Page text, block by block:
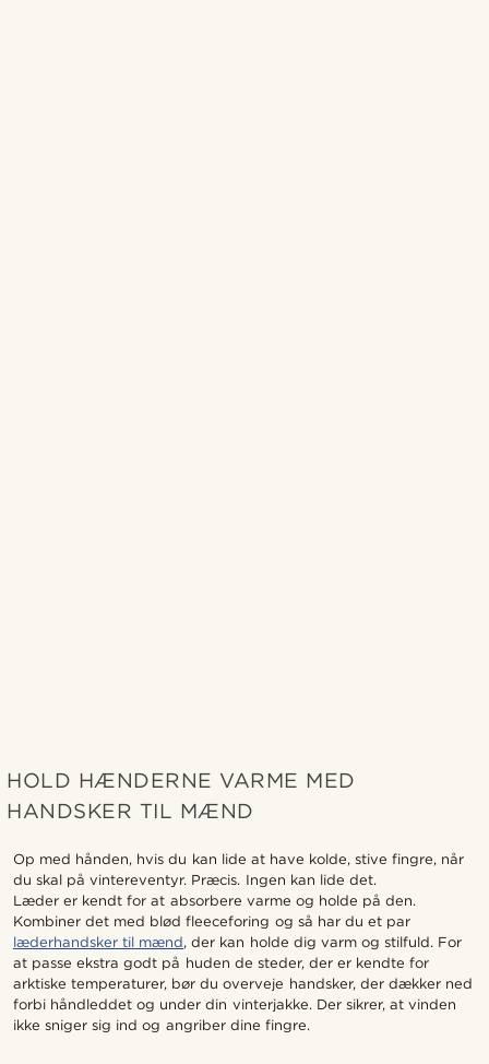
HOLD HÆNDERNE VARME MED
HANDSKER TIL MÆND
Op med hånden, hvis du kan lide at have kolde, stive fingre, når
du skal på vintereventyr. Præcis. Ingen kan lide det.
Læder er kendt for at absorbere varme og holde på den.
Kombiner det med blød fleeceforing og så har du et par
læderhandsker til mænd, der kan holde dig varm og stilfuld. For
at passe ekstra godt på huden de steder, der er kendte for
arktiske temperaturer, bør du overveje handsker, der dækker ned
forbi håndleddet og under din vinterjakke. Der sikrer, at vinden
ikke sniger sig ind og angriber dine fingre.